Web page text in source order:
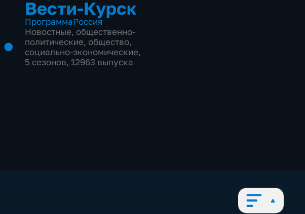
•
Вести-Курск
ПрограммаРоссия
Новостные, общественно-
политические, общество,
социально-экономические,
5 сезонов, 12963 выпуска